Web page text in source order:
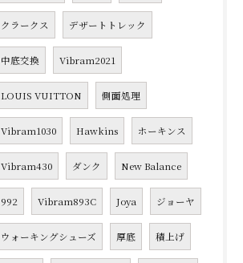
クラークス デザートトレック
中底交換 Vibram2021
LOUIS VUITTON 側面処理
Vibram1030 Hawkins ホーキンス
Vibram430 ダンク New Balance
992 Vibram893C Joya ジョーヤ
ウォーキングシューズ 厚底 積上げ